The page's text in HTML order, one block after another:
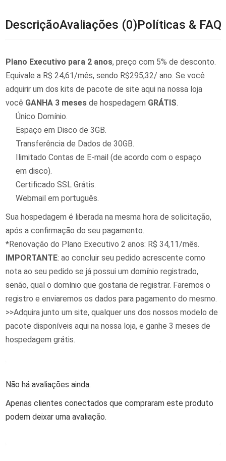
DescriçãoAvaliações (0)Políticas & FAQ
Plano Executivo para 2 anos, preço com 5% de desconto.
Equivale a R$ 24,61/mês, sendo R$295,32/ ano. Se você
adquirir um dos kits de pacote de site aqui na nossa loja
você GANHA 3 meses de hospedagem GRÁTIS.
Único Domínio.
Espaço em Disco de 3GB.
Transferência de Dados de 30GB.
Ilimitado Contas de E-mail (de acordo com o espaço
em disco).
Certificado SSL Grátis.
Webmail em português.
Sua hospedagem é liberada na mesma hora de solicitação,
após a confirmação do seu pagamento.
*Renovação do Plano Executivo 2 anos: R$ 34,11/mês.
IMPORTANTE: ao concluir seu pedido acrescente como
nota ao seu pedido se já possui um domínio registrado,
senão, qual o domínio que gostaria de registrar. Faremos o
registro e enviaremos os dados para pagamento do mesmo.
>>Adquira junto um site, qualquer uns dos nossos modelo de
pacote disponíveis aqui na nossa loja, e ganhe 3 meses de
hospedagem grátis.
Não há avaliações ainda.
Apenas clientes conectados que compraram este produto
podem deixar uma avaliação.